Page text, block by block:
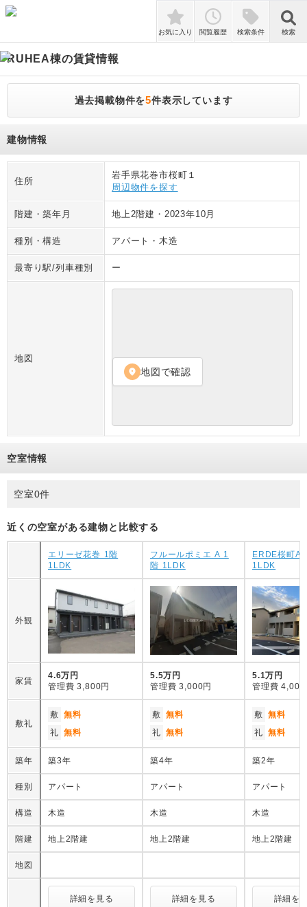
検索
お気に入り 閲覧履歴 検索条件 検索
RUHEA棟の賃貸情報
過去掲載物件を5件表示しています
建物情報
住所
岩手県花巻市桜町１
周辺物件を探す
階建・築年月 地上2階建 ・ 2023年10月
種別・構造 アパート ・木造
最寄り駅/列車種別 ー
地図
location_on 地図で確認
空室情報
空室0件
近くの空室がある建物と比較する
エリーゼ花巻 1階
1LDK
フルールポミエ A 1
階 1LDK
ERDE桜町A
1LDK
外観
家賃
4.6万円
管理費 3,800円
5.5万円
管理費 3,000円
5.1万円
管理費 4,000
敷礼
敷 無料
礼 無料
敷 無料
礼 無料
敷 無料
礼 無料
築年 築3年 築4年 築2年
種別 アパート アパート アパート
構造 木造 木造 木造
階建 地上2階建 地上2階建 地上2階建
地図
詳細を見る 詳細を見る 詳細を